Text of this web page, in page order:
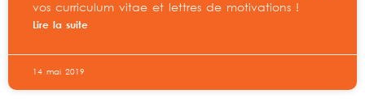
vos curriculum vitae et lettres de motivations !
Lire la suite
14 mai 2019